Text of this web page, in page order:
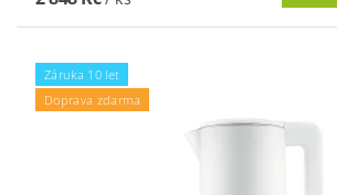
Záruka 10 let
Doprava zdarma